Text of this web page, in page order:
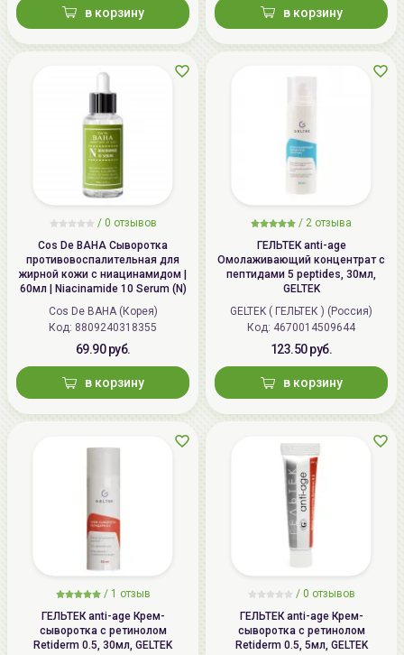
в корзину в корзину
/ 0 отзывов
Cos De BAHA Сыворотка
противовоспалительная для
жирной кожи с ниацинамидом |
60мл | Niacinamide 10 Serum (N)
Cos De BAHA (Корея)
Код: 8809240318355
69.90 руб.
в корзину
/ 2 отзыва
ГЕЛЬТЕК anti-age
Омолаживающий концентрат с
пептидами 5 peptides, 30мл,
GELTEK
GELTEK ( ГЕЛЬТЕК ) (Россия)
Код: 4670014509644
123.50 руб.
в корзину
/ 1 отзыв
ГЕЛЬТЕК anti-age Крем-
сыворотка с ретинолом
Retiderm 0.5, 30мл, GELTEK
/ 0 отзывов
ГЕЛЬТЕК anti-age Крем-
сыворотка с ретинолом
Retiderm 0.5, 5мл, GELTEK